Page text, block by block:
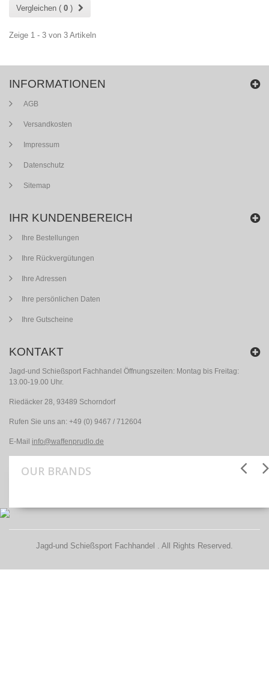
Vergleichen ( 0 )
Zeige 1 - 3 von 3 Artikeln
INFORMATIONEN
AGB
Versandkosten
Impressum
Datenschutz
Sitemap
IHR KUNDENBEREICH
Ihre Bestellungen
Ihre Rückvergütungen
Ihre Adressen
Ihre persönlichen Daten
Ihre Gutscheine
KONTAKT
Jagd-und Schießsport Fachhandel Öffnungszeiten: Montag bis Freitag:
13.00-19.00 Uhr.
Riedäcker 28, 93489 Schorndorf
Rufen Sie uns an: +49 (0) 9467 / 712604
E-Mail info@waffenprudlo.de
OUR BRANDS
Jagd-und Schießsport Fachhandel . All Rights Reserved.